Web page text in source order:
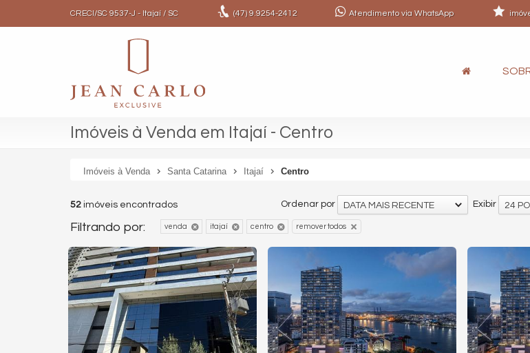
CRECI/SC 9537-J - Itajaí / SC (47)9.9254-2412 Atendimento via WhatsApp
Imóveis à Venda em Itajaí - Centro
Imóveis à Venda Santa Catarina Itajaí Centro
52 imóveis encontrados Exibir 24
Ordenar por DATA MAIS RECENTE
Filtrando por: venda itajaí centro remover todos